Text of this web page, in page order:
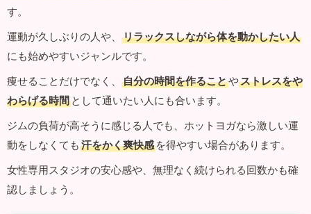
す。
運動が久しぶりの人や、
リラックスしながら体を動かしたい人
にも始めやすいジャンルです。
痩せることだけでなく、
自分の時間を作ることやストレスをや
わらげる時間 として通いたい人にも合います。
ジムの負荷が高そうに感じる人でも、ホットヨガなら激しい運
動をしなくても 汗をかく爽快感 を得やすい場合があります。
女性専用スタジオの安心感や、無理なく続けられる回数かも確
認しましょう。